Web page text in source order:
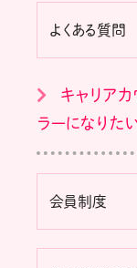
よくある質問
キャリア
ラーになりた
会員制度